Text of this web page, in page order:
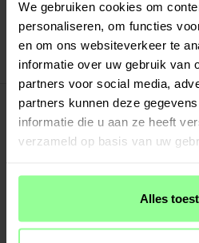
We gebruiken cookies om
personaliseren, om functies
en om ons websiteverkeer te
informatie over uw gebruik van
partners voor social media,
partners kunnen deze
informatie die u aan ze heeft
verzameld op basis van uw
Alles
Veilig betalen met Klarna of
Art number:21692
PRODUCTBESCHRIJVING
Milanese bandje voor Samsung Gear S3
gepolijst roestvrij staal en straalt een
magnetische sluiting maakt het eenvoudig
- Verstelbare lengte die past op elke pols